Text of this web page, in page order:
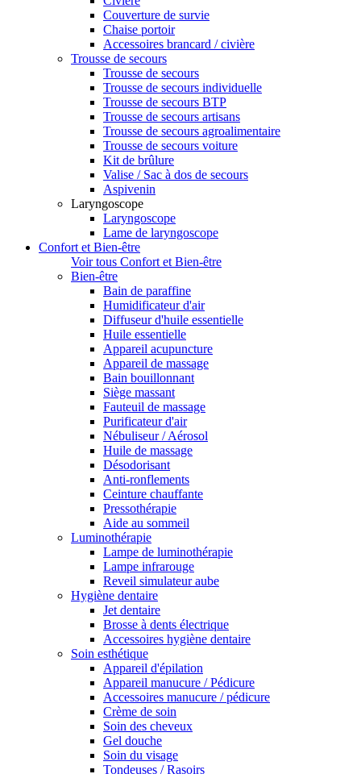
Couverture de survie
Chaise portoir
Accessoires brancard / civière
Trousse de secours
Trousse de secours
Trousse de secours individuelle
Trousse de secours BTP
Trousse de secours artisans
Trousse de secours agroalimentaire
Trousse de secours voiture
Kit de brûlure
Valise / Sac à dos de secours
Aspivenin
Laryngoscope
Laryngoscope
Lame de laryngoscope
Confort et Bien-être
Voir tous Confort et Bien-être
Bien-être
Bain de paraffine
Humidificateur d'air
Diffuseur d'huile essentielle
Huile essentielle
Appareil acupuncture
Appareil de massage
Bain bouillonnant
Siège massant
Fauteuil de massage
Purificateur d'air
Nébuliseur / Aérosol
Huile de massage
Désodorisant
Anti-ronflements
Ceinture chauffante
Pressothérapie
Aide au sommeil
Luminothérapie
Lampe de luminothérapie
Lampe infrarouge
Reveil simulateur aube
Hygiène dentaire
Jet dentaire
Brosse à dents électrique
Accessoires hygiène dentaire
Soin esthétique
Appareil d'épilation
Appareil manucure / Pédicure
Accessoires manucure / pédicure
Crème de soin
Soin des cheveux
Gel douche
Soin du visage
Tondeuses / Rasoirs